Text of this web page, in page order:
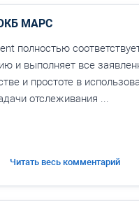
МАРС
полностью
и выполняет все
и простоте в
отслеживания ...
Читать весь комментарий